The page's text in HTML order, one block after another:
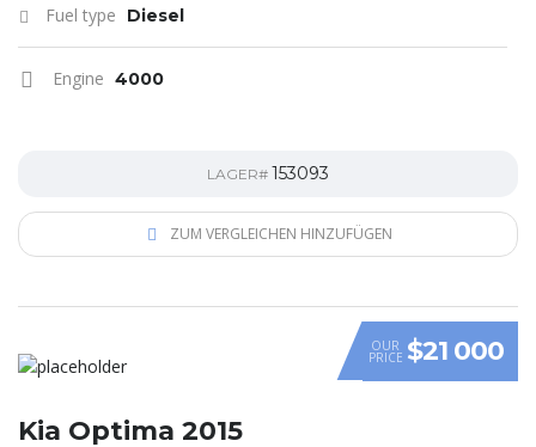
Fuel type Diesel
Engine 4000
LAGER# 153093
ZUM VERGLEICHEN HINZUFÜGEN
OUR
PRICE $21 000
Kia Optima 2015